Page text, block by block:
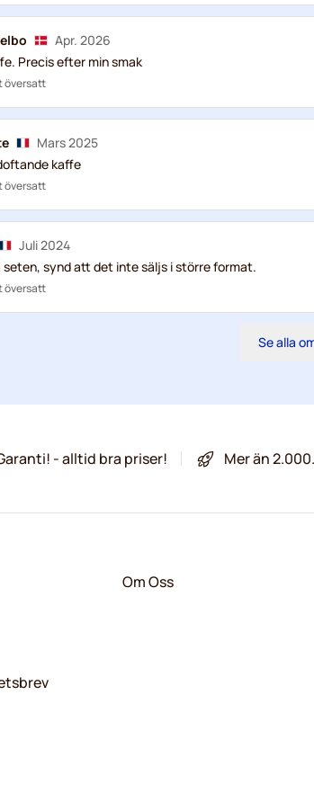
Apr. 2026
Precis efter min smak
översatt
Mars 2025
kaffe
översatt
Juli 2024
seten, synd att det inte säljs i större format.
översatt
Se alla
- alltid bra priser! Mer än
Om Oss